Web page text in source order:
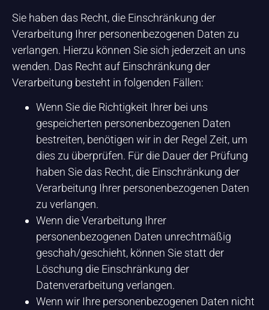
Sie haben das Recht, die Einschränkung der
Verarbeitung Ihrer personenbezogenen Daten zu
verlangen. Hierzu können Sie sich jederzeit an uns
wenden. Das Recht auf Einschränkung der
Verarbeitung besteht in folgenden Fällen:
Wenn Sie die Richtigkeit Ihrer bei uns
gespeicherten personenbezogenen Daten
bestreiten, benötigen wir in der Regel Zeit, um
dies zu überprüfen. Für die Dauer der Prüfung
haben Sie das Recht, die Einschränkung der
Verarbeitung Ihrer personenbezogenen Daten
zu verlangen.
Wenn die Verarbeitung Ihrer
personenbezogenen Daten unrechtmäßig
geschah/geschieht, können Sie statt der
Löschung die Einschränkung der
Datenverarbeitung verlangen.
Wenn wir Ihre personenbezogenen Daten nicht